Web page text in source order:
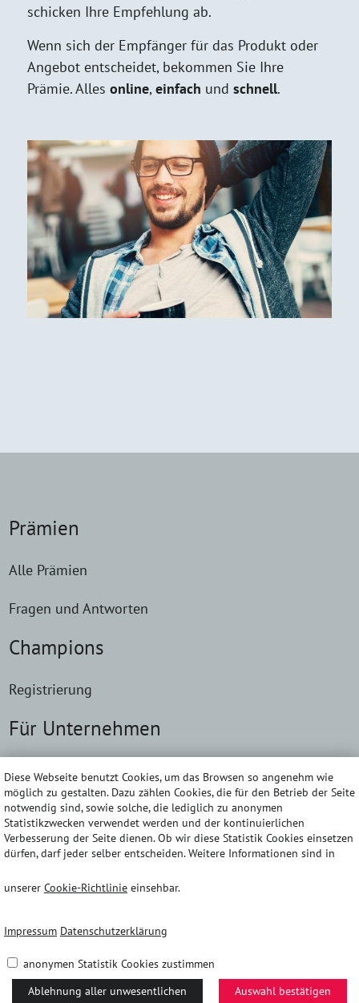
schicken Ihre Empfehlung ab.
Wenn sich der Empfänger für das Produkt oder
Angebot entscheidet, bekommen Sie Ihre
Prämie. Alles online,einfach und schnell.
Prämien
Alle Prämien
Fragen und Antworten
Champions
Registrierung
Für Unternehmen
Lösungen
Kontakt
Impressum
Daten­schutz­erklärung
Barriere­freiheits­erklärung
AGB
Diese Webseite benutzt Cookies, um das Browsen so angenehm wie
möglich zu gestalten. Dazu zählen Cookies, die für den Betrieb der Seite
notwendig sind, sowie solche, die lediglich zu anonymen
Statistikzwecken verwendet werden und der kontinuierlichen
Verbesserung der Seite dienen. Ob wir diese Statistik Cookies einsetzen
dürfen, darf jeder selber entscheiden. Weitere Informationen sind in
unserer Cookie-Richtlinie einsehbar.
Impressum Datenschutzerklärung
anonymen Statistik Cookies zustimmen
Ablehnung aller unwesentlichen
Auswahl bestätigen